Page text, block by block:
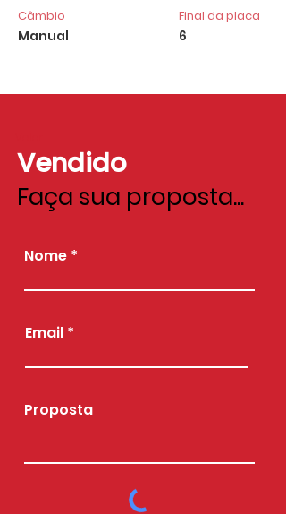
Câmbio
Manual
Final da placa
6
Vendido
Faça sua proposta...
Nome
Email
Proposta